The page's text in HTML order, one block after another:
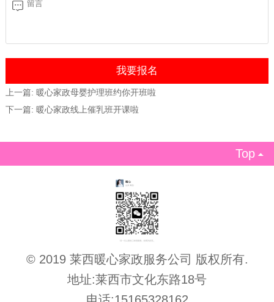
上一篇: 暖心家政母婴护理班约你开班啦
下一篇: 暖心家政线上催乳班开课啦
Top
© 2019 莱西暖心家政服务公司 版权所有.
地址:莱西市文化东路18号